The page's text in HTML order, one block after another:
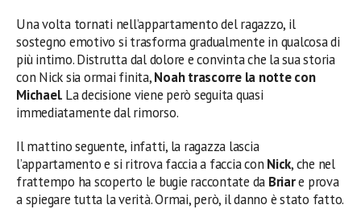
Una volta tornati nell’appartamento del ragazzo, il
sostegno emotivo si trasforma gradualmente in qualcosa di
più intimo. Distrutta dal dolore e convinta che la sua storia
con Nick sia ormai finita,Noah trascorre la notte con
Michael. La decisione viene però seguita quasi
immediatamente dal rimorso.
Il mattino seguente, infatti, la ragazza lascia
l’appartamento e si ritrova faccia a faccia con Nick, che nel
frattempo ha scoperto le bugie raccontate da Briare prova
a spiegare tutta la verità. Ormai, però, il danno è stato fatto.